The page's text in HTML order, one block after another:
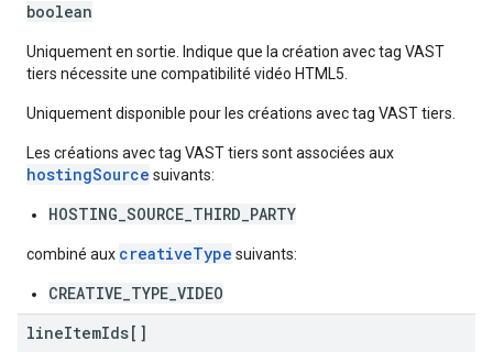
boolean
Uniquement en sortie. Indique que la création avec tag VAST
tiers nécessite une compatibilité vidéo HTML5.
Uniquement disponible pour les créations avec tag VAST tiers.
Les créations avec tag VAST tiers sont associées aux
hostingSource suivants:
HOSTING_SOURCE_THIRD_PARTY
combiné aux creativeType suivants:
CREATIVE_TYPE_VIDEO
lineItemIds[]